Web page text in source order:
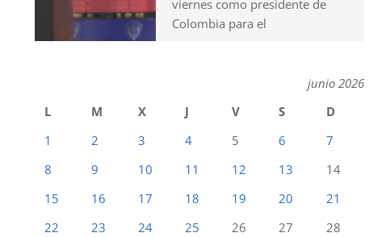
viernes como presidente de
Colombia para el
junio 2026
L
M X J V S
D
1
2 3 4 5 6
7
8
9 10 11 12 13
14
15
16 17 18 19 20
21
22
23 24 25 26 27
28